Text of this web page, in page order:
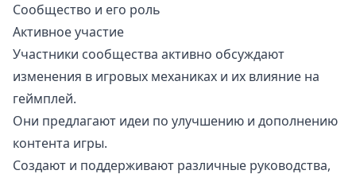
Сообщество и его роль
Активное участие
Участники сообщества активно обсуждают
изменения в игровых механиках и их влияние на
геймплей.
Они предлагают идеи по улучшению и дополнению
контента игры.
Создают и поддерживают различные руководства,